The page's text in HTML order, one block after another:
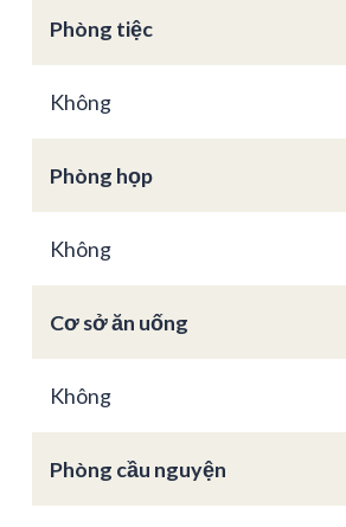
Phòng tiệc
Không
Phòng họp
Không
Cơ sở ăn uống
Không
Phòng cầu nguyện